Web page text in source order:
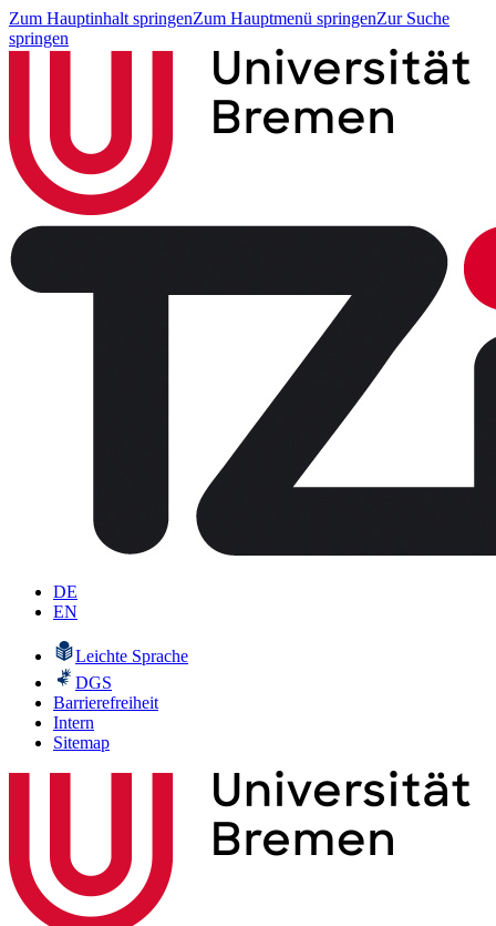
Zum Hauptinhalt springenZum Hauptmenü springenZur Suche
springen
DE
EN
Leichte Sprache
DGS
Barrierefreiheit
Intern
Sitemap